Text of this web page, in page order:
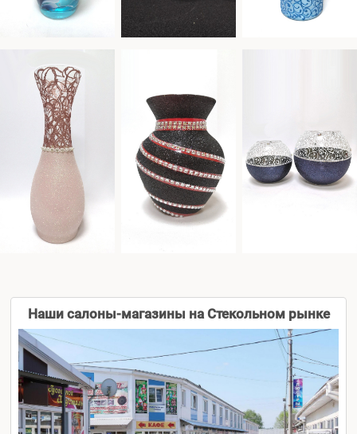
Наши салоны-магазины на Стекольном рынке